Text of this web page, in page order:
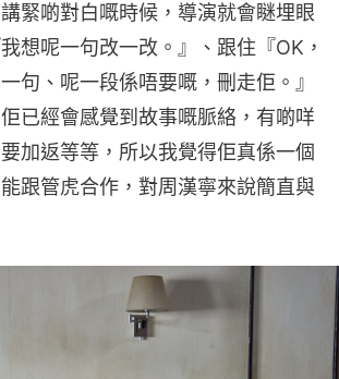
講緊啲對白嘅時候，導演就會瞇埋眼
想呢一句改一改。』、跟住『OK，
句、呢一段係唔要嘅，刪走佢。』
已經會感覺到故事嘅脈絡，有啲咩
加返等等，所以我覺得佢真係一個
跟管虎合作，對周漢寧來說簡直與